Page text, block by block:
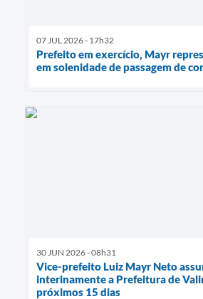
07 JUL 2026 - 17h32
Prefeito em exercício, Mayr
em solenidade de passagem de
30 JUN 2026 - 08h31
Vice-prefeito Luiz Mayr Neto
interinamente a Prefeitura de
próximos 15 dias